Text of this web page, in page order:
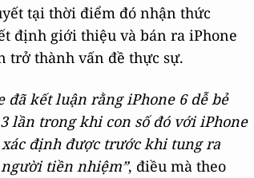
tại thời điểm đó nhận thức
định giới thiệu và bán ra iPhone
trở thành vấn đề thực sự.
kết luận rằng iPhone 6 dễ bẻ
lần trong khi con số đó với iPhone
định được trước khi tung ra
tiền nhiệm”, điều mà theo